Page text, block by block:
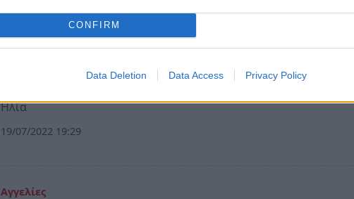
CONFIRM
Data Deletion Data Access Privacy Policy
Πελοπόννησος
Ηλία
19/07/2022 19:29
Αγγελίες